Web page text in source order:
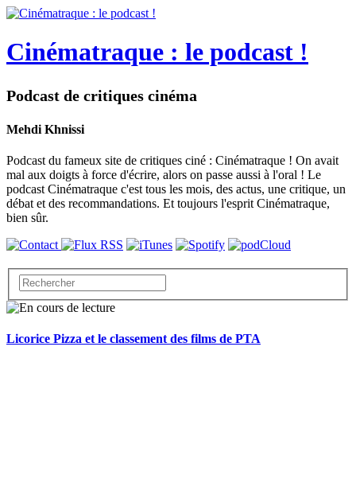
Cinématraque : le podcast !
Podcast de critiques cinéma
Mehdi Khnissi
Podcast du fameux site de critiques ciné : Cinématraque ! On avait
mal aux doigts à force d'écrire, alors on passe aussi à l'oral ! Le
podcast Cinématraque c'est tous les mois, des actus, une critique, un
débat et des recommandations. Et toujours l'esprit Cinématraque,
bien sûr.
Licorice Pizza et le classement des films de PTA